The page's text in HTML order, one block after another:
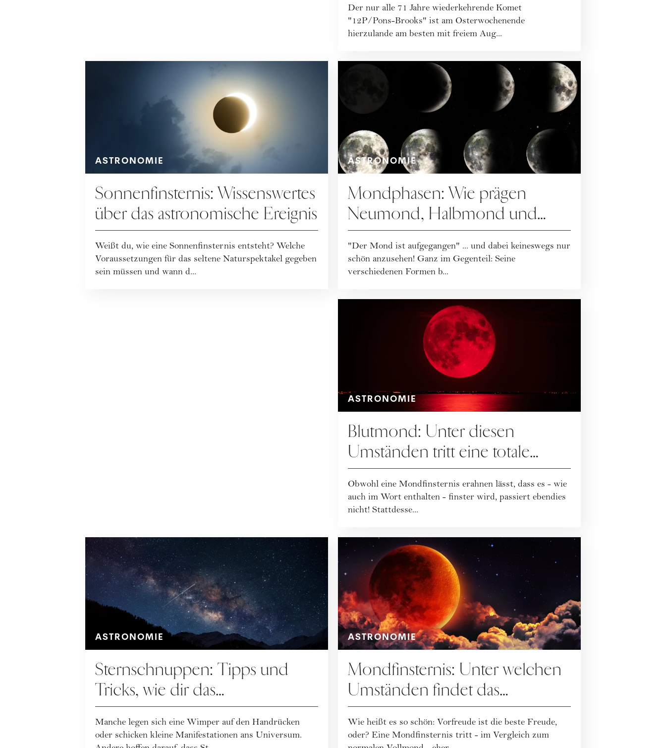
Der nur alle 71 Jahre wiederkehrende Komet
"12P/Pons-Brooks" ist am Osterwochenende
hierzulande am besten mit freiem Aug...
ASTRONOMIE
Sonnenfinsternis: Wissenswertes
über das astronomische Ereignis
Weißt du, wie eine Sonnenfinsternis entsteht? Welche
Voraussetzungen für das seltene Naturspektakel gegeben
sein müssen und wann d...
ASTRONOMIE
Mondphasen: Wie prägen
Neumond, Halbmond und
Vollmond unseren Alltag?
"Der Mond ist aufgegangen" ... und dabei keineswegs nur
schön anzusehen! Ganz im Gegenteil: Seine
verschiedenen Formen b...
ASTRONOMIE
Blutmond: Unter diesen
Umständen tritt eine totale
Mondfinsternis ein
Obwohl eine Mondfinsternis erahnen lässt, dass es - wie
auch im Wort enthalten - finster wird, passiert ebendies
nicht! Stattdesse...
ASTRONOMIE
Sternschnuppen: Tipps und
Tricks, wie dir das
Himmelspektakel keinesfalls
entgeht
Manche legen sich eine Wimper auf den Handrücken
oder schicken kleine Manifestationen ans Universum.
ASTRONOMIE
Mondfinsternis: Unter welchen
Umständen findet das
astronomische Ereignis statt?
Wie heißt es so schön: Vorfreude ist die beste Freude,
oder? Eine Mondfinsternis tritt - im Vergleich zum